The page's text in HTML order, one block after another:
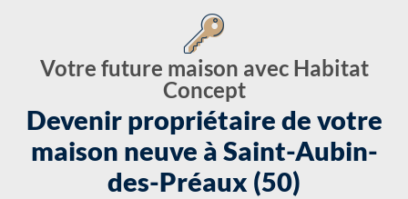
Votre future maison avec Habitat
Concept
Devenir propriétaire de votre
maison neuve à Saint-Aubin-
des-Préaux (50)